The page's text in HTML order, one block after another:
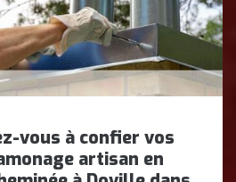
vous à confier vos
artisan en